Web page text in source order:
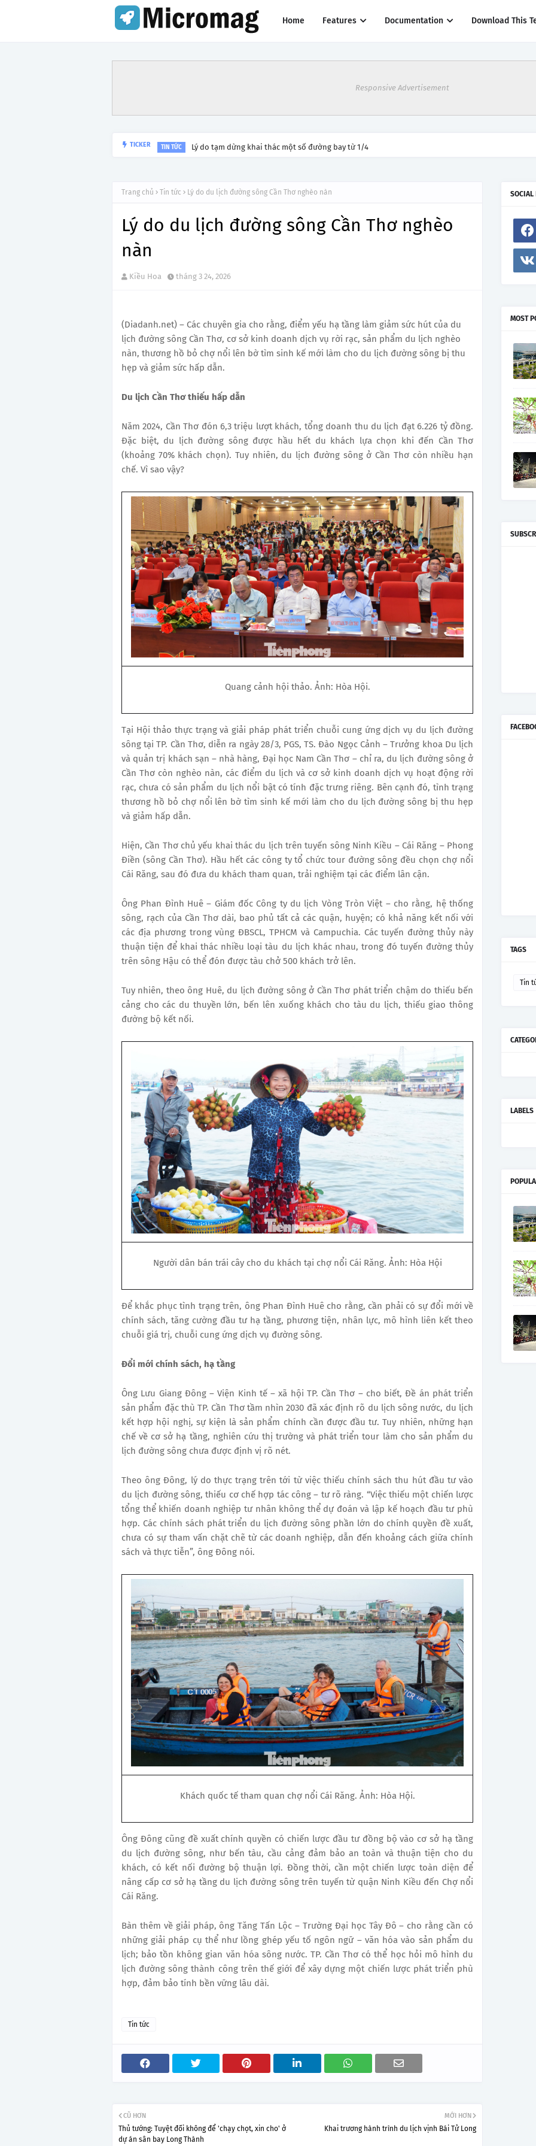
Home Features Documentation Download This
Responsive Advertisement
TICKER TIN TỨC Lý do tạm dừng khai thác một số đường bay từ 1/4
Trang chủ Tin tức Lý do du lịch đường sông Cần Thơ nghèo nàn
Lý do du lịch đường sông Cần Thơ nghèo
nàn
Kiều Hoa tháng 3 24, 2026
(Diadanh.net) – Các chuyên gia cho rằng, điểm yếu hạ tầng làm giảm sức hút của du
lịch đường sông Cần Thơ, cơ sở kinh doanh dịch vụ rời rạc, sản phẩm du lịch nghèo
nàn, thương hồ bỏ chợ nổi lên bờ tìm sinh kế mới làm cho du lịch đường sông bị thu
hẹp và giảm sức hấp dẫn.
Du lịch Cần Thơ thiếu hấp dẫn
Năm 2024, Cần Thơ đón 6,3 triệu lượt khách, tổng doanh thu du lịch đạt 6.226 tỷ đồng.
Đặc biệt, du lịch đường sôngđược hầu hết du khách lựa chọn khi đến Cần Thơ
(khoảng 70% khách chọn). Tuy nhiên, du lịch đường sông ở Cần Thơ còn nhiều hạn
chế. Vì sao vậy?
Quang cảnh hội thảo. Ảnh: Hòa Hội.
Tại Hội thảo thực trạng và giải pháp phát triển chuỗi cung ứng dịch vụ du lịch đường
sông tại TP. Cần Thơ, diễn ra ngày 28/3, PGS, TS. Đào Ngọc Cảnh – Trưởng khoa Du lịch
và quản trị khách sạn – nhà hàng, Đại học Nam Cần Thơ – chỉ ra, du lịch đường sông ở
Cần Thơ còn nghèo nàn, các điểm du lịch và cơ sở kinh doanh dịch vụ hoạt động rời
rạc, chưa có sản phẩm du lịch nổi bật có tính đặc trưng riêng. Bên cạnh đó, tình trạng
thương hồ bỏ chợ nổi lên bờ tìm sinh kế mới làm cho du lịch đường sông bị thu hẹp
và giảm hấp dẫn.
Hiện, Cần Thơ chủ yếu khai thác du lịch trên tuyến sông Ninh Kiều – Cái Răng – Phong
Điền (sông Cần Thơ). Hầu hết các công ty tổ chức tour đường sông đều chọn chợ nổi
Cái Răng, sau đó đưa du khách tham quan, trải nghiệm tại các điểm lân cận.
Ông Phan Đình Huê – Giám đốc Công ty du lịch Vòng Tròn Việt – cho rằng, hệ thống
sông, rạch của Cần Thơ dài, bao phủ tất cả các quận, huyện; có khả năng kết nối với
các địa phương trong vùng ĐBSCL, TPHCM và Campuchia. Các tuyến đường thủy này
thuận tiện để khai thác nhiều loại tàu du lịch khác nhau, trong đó tuyến đường thủy
trên sông Hậu có thể đón được tàu chở 500 khách trở lên.
Tuy nhiên, theo ông Huê, du lịch đường sông ở Cần Thơ phát triển chậm do thiếu bến
cảng cho các du thuyền lớn, bến lên xuống khách cho tàu du lịch, thiếu giao thông
đường bộ kết nối.
Người dân bán trái cây cho du khách tại chợ nổi Cái Răng. Ảnh: Hòa Hội
Để khắc phục tình trạng trên, ông Phan Đình Huê cho rằng, cần phải có sự đổi mới về
chính sách, tăng cường đầu tư hạ tầng, phương tiện, nhân lực, mô hình liên kết theo
chuỗi giá trị, chuỗi cung ứng dịch vụ đường sông.
Đổi mới chính sách, hạ tầng
Ông Lưu Giang Đông – Viện Kinh tế – xã hội TP. Cần Thơ – cho biết, Đề án phát triển
sản phẩm đặc thù TP. Cần Thơ tầm nhìn 2030 đã xác định rõ du lịch sông nước, du lịch
kết hợp hội nghị, sự kiện là sản phẩm chính cần được đầu tư. Tuy nhiên, những hạn
chế về cơ sở hạ tầng, nghiên cứu thị trường và phát triển tour làm cho sản phẩm du
lịch đường sông chưa được định vị rõ nét.
Theo ông Đông, lý do thực trạng trên tới từ việc thiếu chính sách thu hút đầu tư vào
du lịch đường sông, thiếu cơ chế hợp tác công – tư rõ ràng. “Việc thiếu một chiến lược
tổng thể khiến doanh nghiệp tư nhân không thể dự đoán và lập kế hoạch đầu tư phù
hợp. Các chính sách phát triển du lịch đường sông phần lớn do chính quyền đề xuất,
chưa có sự tham vấn chặt chẽ từ các doanh nghiệp, dẫn đến khoảng cách giữa chính
sách và thực tiễn”, ông Đông nói.
Khách quốc tế tham quan chợ nổi Cái Răng. Ảnh: Hòa Hội.
Ông Đông cũng đề xuất chính quyền có chiến lược đầu tư đồng bộ vào cơ sở hạ tầng
du lịch đường sông, như bến tàu, cầu cảng đảm bảo an toàn và thuận tiện cho du
khách, có kết nối đường bộ thuận lợi. Đồng thời, cần một chiến lược toàn diện để
nâng cấp cơ sở hạ tầng du lịch đường sông trên tuyến từ quận Ninh Kiều đến Chợ nổi
Cái Răng.
Bàn thêm về giải pháp, ông Tăng Tấn Lộc – Trường Đại học Tây Đô – cho rằng cần có
những giải pháp cụ thể như lồng ghép yếu tố ngôn ngữ – văn hóa vào sản phẩm du
lịch; bảo tồn không gian văn hóa sông nước. TP. Cần Thơ có thể học hỏi mô hình du
lịch đường sông thành công trên thế giới để xây dựng một chiến lược phát triển phù
hợp, đảm bảo tính bền vững lâu dài.
Tin tức
MỚI HƠN
Khai trương hành trình du lịch vịnh Bái Tử Long
CŨ HƠN
Thủ tướng: Tuyệt đối không để 'chạy chọt, xin cho' ở
dự án sân bay Long Thành
SOCIAL
MOST
TAGS
Tin
LABELS